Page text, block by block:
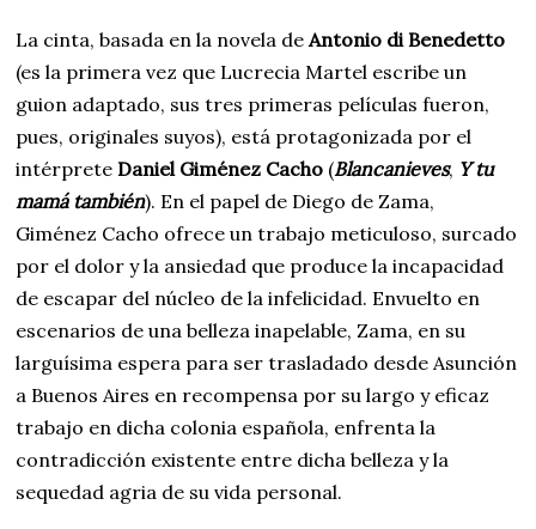
La cinta, basada en la novela de Antonio di Benedetto
(es la primera vez que Lucrecia Martel escribe un
guion adaptado, sus tres primeras películas fueron,
pues, originales suyos), está protagonizada por el
intérprete Daniel Giménez Cacho (Blancanieves, Y tu
mamá también). En el papel de Diego de Zama,
Giménez Cacho ofrece un trabajo meticuloso, surcado
por el dolor y la ansiedad que produce la incapacidad
de escapar del núcleo de la infelicidad. Envuelto en
escenarios de una belleza inapelable, Zama, en su
larguísima espera para ser trasladado desde Asunción
a Buenos Aires en recompensa por su largo y eficaz
trabajo en dicha colonia española, enfrenta la
contradicción existente entre dicha belleza y la
sequedad agria de su vida personal.